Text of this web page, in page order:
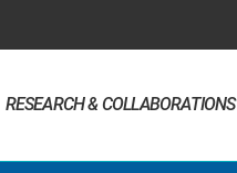
RESEARCH & COLLABORATIONS